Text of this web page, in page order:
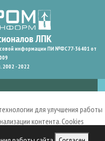
информации ПИ №ФС77-36401 от
- 2022
для улучшения работы
контента. Cookies